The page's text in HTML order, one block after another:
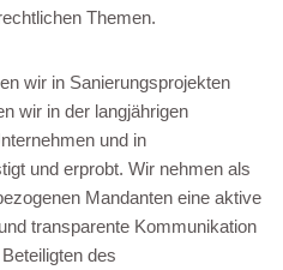
Themen.
wir in Sanierungsprojekten
wir in der langjährigen
und in
und erprobt. Wir nehmen als
Mandanten eine aktive
transparente Kommunikation
des